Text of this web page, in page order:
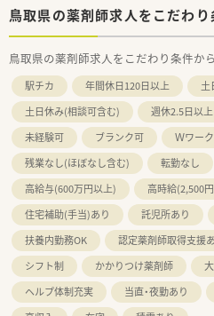
鳥取県の薬剤師求人をこだわ
鳥取県の薬剤師求人をこだわり条件か
駅チカ 年間休日120日以上
土
土日休み(相談可含む)
週休2.5日以上
未経験可
ブランク可 Ｗワー
残業なし(ほぼなし含む)
転勤なし
高給与(600万円以上)
高時給(2,500
住宅補助(手当)あり
託児所あり
扶養内勤務OK
認定薬剤師取得支援
シフト制
かかりつけ薬剤師
ヘルプ体制充実
当直・夜勤あり